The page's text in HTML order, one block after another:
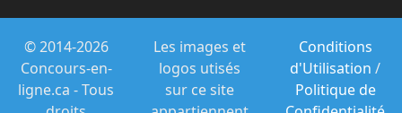
© 2014-2026
Concours-en-
ligne.ca - Tous
Les images et
logos utisés
sur ce site
Conditions
d'Utilisation /
Politique de